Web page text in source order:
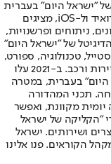
"ישראל היום" בעברית
ובאנגלית, כמו כן היישומונים (אפליקציות) לאנדרואיד ול-iOS, מציגים
ניתוחים ופרשנויות,
של "ישראל היום"
טכנולוגיה, ספורט,
כלכלה וצרכנות, בריאות, חיילים, אוכל, יהדות, תיירות ורכב. ב-2021 עלו
היום" בעברית, במטרה
תכני המהדורה
מקוונת, ואפשר
"הקליקה של ישראל
ושירותים. ישראל
הקוראים. פנו אלינו